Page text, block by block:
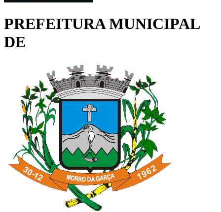
PREFEITURA MUNICIPAL
DE